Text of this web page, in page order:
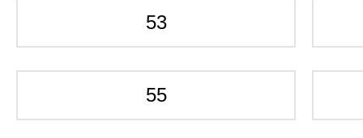
53
55